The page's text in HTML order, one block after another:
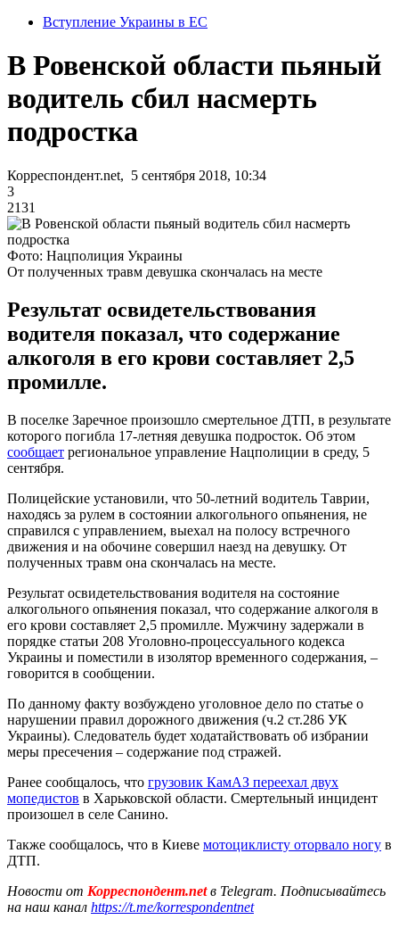
Вступление Украины в ЕС
В Ровенской области пьяный
водитель сбил насмерть
подростка
Корреспондент.net, 5 сентября 2018, 10:34
3
2131
Фото: Нацполиция Украины
От полученных травм девушка скончалась на месте
Результат освидетельствования
водителя показал, что содержание
алкоголя в его крови составляет 2,5
промилле.
В поселке Заречное произошло смертельное ДТП, в результате
которого погибла 17-летняя девушка подросток. Об этом
сообщает региональное управление Нацполиции в среду, 5
сентября.
Полицейские установили, что 50-летний водитель Таврии,
находясь за рулем в состоянии алкогольного опьянения, не
справился с управлением, выехал на полосу встречного
движения и на обочине совершил наезд на девушку. От
полученных травм она скончалась на месте.
Результат освидетельствования водителя на состояние
алкогольного опьянения показал, что содержание алкоголя в
его крови составляет 2,5 промилле. Мужчину задержали в
порядке статьи 208 Уголовно-процессуального кодекса
Украины и поместили в изолятор временного содержания, –
говорится в сообщении.
По данному факту возбуждено уголовное дело по статье о
нарушении правил дорожного движения (ч.2 ст.286 УК
Украины). Следователь будет ходатайствовать об избрании
меры пресечения – содержание под стражей.
Ранее сообщалось, что грузовик КамАЗ переехал двух
мопедистов в Харьковской области. Смертельный инцидент
произошел в селе Санино.
Также сообщалось, что в Киеве мотоциклисту оторвало ногу в
ДТП.
Новости от Корреспондент.netв Telegram. Подписывайтесь
на наш канал https://t.me/korrespondentnet